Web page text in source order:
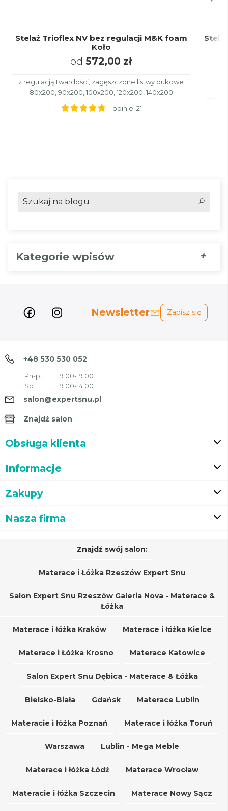
Kategorie wpisów +
Stelaż Trioflex NV bez regulacji M&K foam
Koło
od 572,00 zł
z regulacją twardości, zagęszczone listwy bukowe
80x200, 90x200, 100x200, 120x200, 140x200
- opinie: 21
Newsletter Zapisz się
+48 530 530 052
Pn-pt
9:00-19:00
Sb
9:00-14:00
salon@expertsnu.pl
Znajdź salon
Obsługa klienta
Informacje
Zakupy
Nasza firma
Znajdź swój salon:
Materace i Łóżka Rzeszów Expert Snu
Salon Expert Snu Rzeszów Galeria Nova - Materace &
Łóżka
Materace i łóżka Kraków Materace i łóżka Kielce
Materace i Łóżka Krosno Materace Katowice
Salon Expert Snu Dębica - Materace & Łóżka
Bielsko-Biała Gdańsk Materace Lublin
Materacie i łóżka Poznań Materace i łóżka Toruń
Warszawa Lublin - Mega Meble
Materace i łóżka Łódź Materace Wrocław
Materacie i łóżka Szczecin Materace Nowy Sącz